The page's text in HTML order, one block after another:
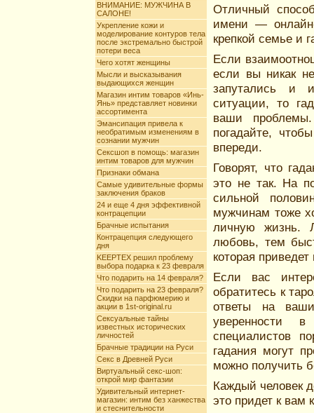
ВНИМАНИЕ: МУЖЧИНА В
САЛОНЕ!
Укрепление кожи и
моделирование контуров тела
после экстремально быстрой
потери веса
Чего хотят женщины
Мысли и высказывания
выдающихся женщин
Магазин интим товаров «Инь-
Янь» представляет новинки
ассортимента
Эмансипация привела к
необратимым изменениям в
сознании мужчин
Сексшоп в помощь: магазин
интим товаров для мужчин
Признаки обмана
Самые удивительные формы
заключения браков
24 и еще 4 дня эффективной
контрацепции
Брачные испытания
Контрацепция следующего
дня
KEEPTEX решил проблему
выбора подарка к 23 февраля
Что подарить на 14 февраля?
Что подарить на 23 февраля?
Скидки на парфюмерию и
акции в 1st-original.ru
Сексуальные тайны
известных исторических
личностей
Брачные традиции на Руси
Секс в Древней Руси
Виртуальный секс-шоп:
открой мир фантазии
Удивительный интернет-
магазин: интим без ханжества
и стеснительности
Отличный
имени —
крепкой семье и
Если
если вы никак
запутались и
ситуации, то
ваши
погадайте,
впереди.
Говорят, что
это не так. На
сильной
мужчинам тоже
личную жизнь.
любовь, тем
которая
Если вас
обратитесь к
ответы на
уверенности
специалистов
гадания могут
можно получить
Каждый человек
это придет к вам